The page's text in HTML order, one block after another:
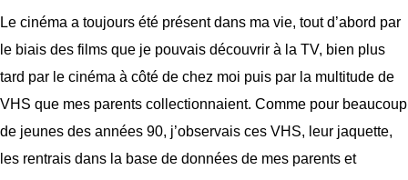
Le cinéma a toujours été présent dans ma vie, tout d’abord par
le biais des films que je pouvais découvrir à la TV, bien plus
tard par le cinéma à côté de chez moi puis par la multitude de
VHS que mes parents collectionnaient. Comme pour beaucoup
de jeunes des années 90, j’observais ces VHS, leur jaquette,
les rentrais dans la base de données de mes parents et